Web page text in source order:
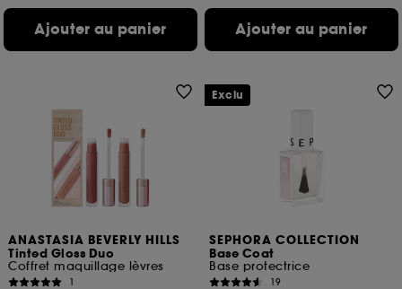
Ajouter au panier Ajouter au panier
ANASTASIA BEVERLY HILLS
Tinted Gloss Duo
Coffret maquillage lèvres
1
SEPHORA COLLECTION
Base Coat
Base protectrice
19
Exclu